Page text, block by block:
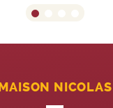
NICOLAS